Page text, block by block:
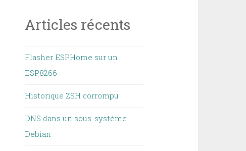
Articles récents
Flasher ESPHome sur un
ESP8266
Historique ZSH corrompu
DNS dans un sous-système
Debian